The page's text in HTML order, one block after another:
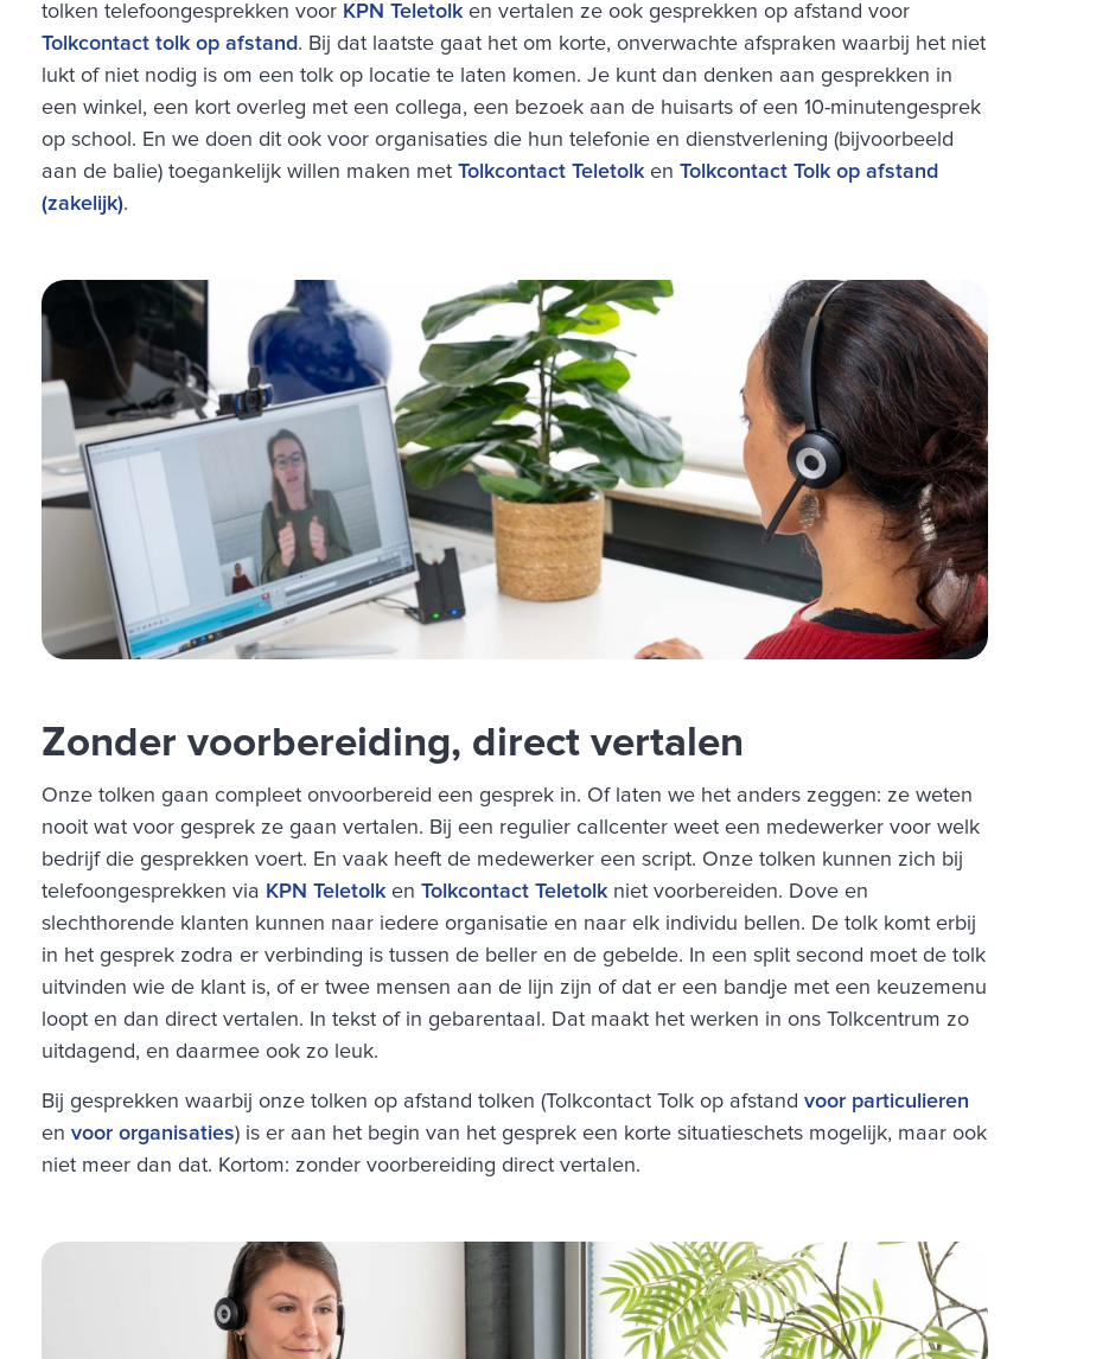
tolken telefoongesprekken voor KPN Teletolk en vertalen ze ook gesprekken op afstand voor
Tolkcontact tolk op afstand. Bij dat laatste gaat het om korte, onverwachte afspraken waarbij het niet
lukt of niet nodig is om een tolk op locatie te laten komen. Je kunt dan denken aan gesprekken in
een winkel, een kort overleg met een collega, een bezoek aan de huisarts of een 10-minutengesprek
op school. En we doen dit ook voor organisaties die hun telefonie en dienstverlening (bijvoorbeeld
aan de balie) toegankelijk willen maken met Tolkcontact Teletolk en Tolkcontact Tolk op afstand
(zakelijk).
Zonder voorbereiding, direct vertalen
Onze tolken gaan compleet onvoorbereid een gesprek in. Of laten we het anders zeggen: ze weten
nooit wat voor gesprek ze gaan vertalen. Bij een regulier callcenter weet een medewerker voor welk
bedrijf die gesprekken voert. En vaak heeft de medewerker een script. Onze tolken kunnen zich bij
telefoongesprekken via KPN Teletolk en Tolkcontact Teletolk niet voorbereiden. Dove en
slechthorende klanten kunnen naar iedere organisatie en naar elk individu bellen. De tolk komt erbij
in het gesprek zodra er verbinding is tussen de beller en de gebelde. In een split second moet de tolk
uitvinden wie de klant is, of er twee mensen aan de lijn zijn of dat er een bandje met een keuzemenu
loopt en dan direct vertalen. In tekst of in gebarentaal. Dat maakt het werken in ons Tolkcentrum zo
uitdagend, en daarmee ook zo leuk.
Bij gesprekken waarbij onze tolken op afstand tolken (Tolkcontact Tolk op afstand voor particulieren
en voor organisaties) is er aan het begin van het gesprek een korte situatieschets mogelijk, maar ook
niet meer dan dat. Kortom: zonder voorbereiding direct vertalen.